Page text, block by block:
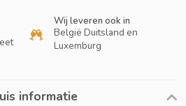
Wij leveren ook in
België Duitsland en
Luxemburg
informatie